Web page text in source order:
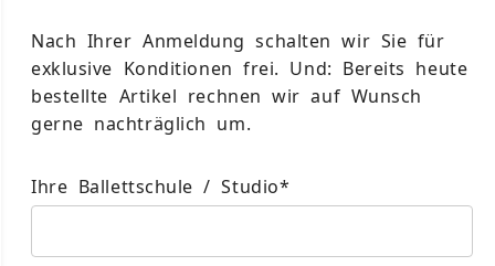
Nach Ihrer Anmeldung schalten wir Sie für
exklusive Konditionen frei. Und: Bereits heute
bestellte Artikel rechnen wir auf Wunsch
gerne nachträglich um.
Ihre Ballettschule / Studio*